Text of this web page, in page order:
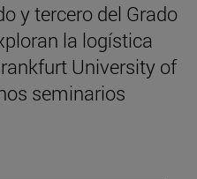
y tercero del Grado
la logística
University of
seminarios